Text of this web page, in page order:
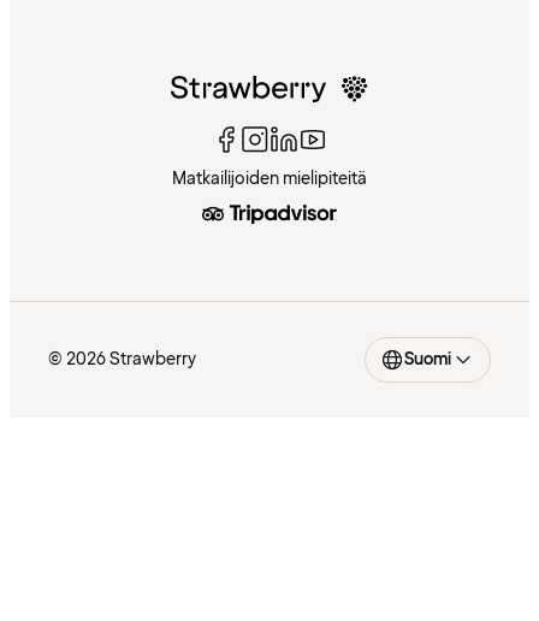
Matkailijoiden mielipiteitä
© 2026 Strawberry Suomi